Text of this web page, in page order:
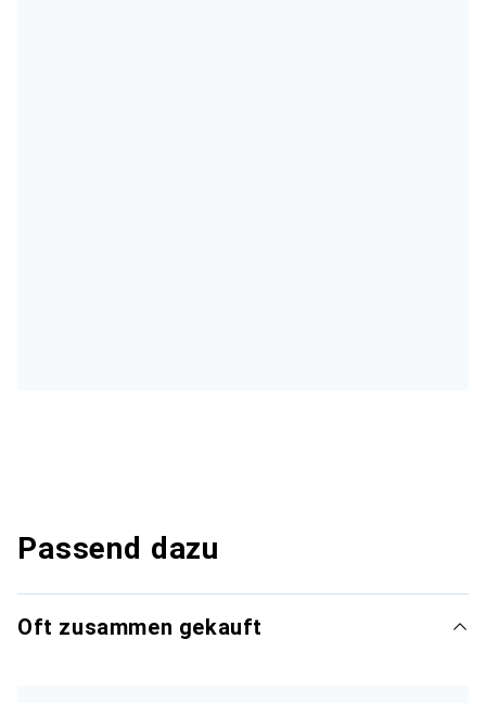
Passend dazu
Oft zusammen gekauft